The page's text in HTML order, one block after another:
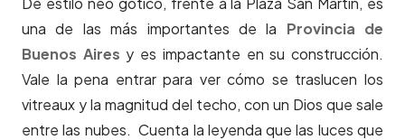
una de las más importantes de la
Provincia de
Buenos Aires y es impactante en su construcción.
Vale la pena entrar para ver cómo se traslucen los
vitreaux y la magnitud del techo, con un Dios que sale
entre las nubes. Cuenta la leyenda que las luces que